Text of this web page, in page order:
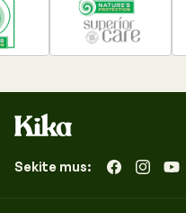
Sekite mus: „Facebook“